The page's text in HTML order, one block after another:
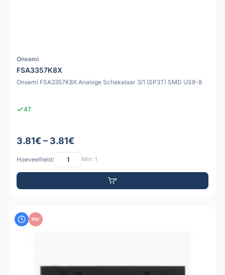
Onsemi
FSA3357K8X
Onsemi FSA3357K8X Analoge Schakelaar 3/1 (SP3T) SMD US8-8
47
3.81€ – 3.81€
Hoeveelheid: Min: 1
PDF